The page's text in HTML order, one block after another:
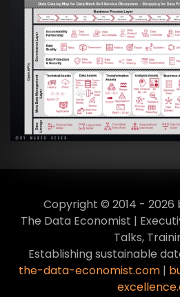
Artikel:Data Mesh
Transformation zur Data
Culture
VIEW
Copyright © 2014 - 2026
The Data Economist |
Talks,
Establishing sustainable
the-data-economist.com|